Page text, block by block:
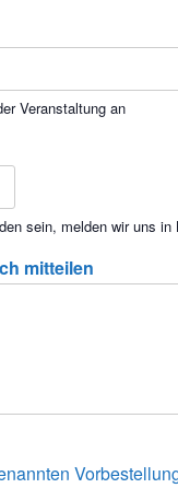
Veranstaltung an
sein, melden wir uns in
mitteilen